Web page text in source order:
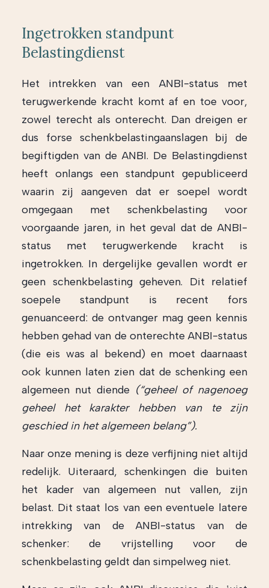
Ingetrokken standpunt
Belastingdienst
Het intrekken van een ANBI-status met
terugwerkende kracht komt af en toe voor,
zowel terecht als onterecht. Dan dreigen er
dus forse schenkbelastingaanslagen bij de
begiftigden van de ANBI. De Belastingdienst
heeft onlangs een standpunt gepubliceerd
waarin zij aangeven dat er soepel wordt
omgegaan met schenkbelasting voor
voorgaande jaren, in het geval dat de ANBI-
status met terugwerkende kracht is
ingetrokken. In dergelijke gevallen wordt er
geen schenkbelasting geheven. Dit relatief
soepele standpunt is recent fors
genuanceerd: de ontvanger mag geen kennis
hebben gehad van de onterechte ANBI-status
(die eis was al bekend) en moet daarnaast
ook kunnen laten zien dat de schenking een
algemeen nut diende (“geheel of nagenoeg
geheel het karakter hebben van te zijn
geschied in het algemeen belang”).
Naar onze mening is deze verfijning niet altijd
redelijk. Uiteraard, schenkingen die buiten
het kader van algemeen nut vallen, zijn
belast. Dit staat los van een eventuele latere
intrekking van de ANBI-status van de
schenker: de vrijstelling voor de
schenkbelasting geldt dan simpelweg niet.